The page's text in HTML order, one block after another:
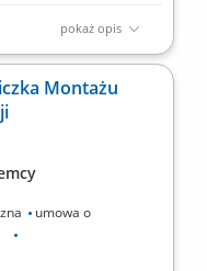
pokaż opis
ciężarowych
wykonywanie prac
oczyszczanie i
i
Montażu
umowa o